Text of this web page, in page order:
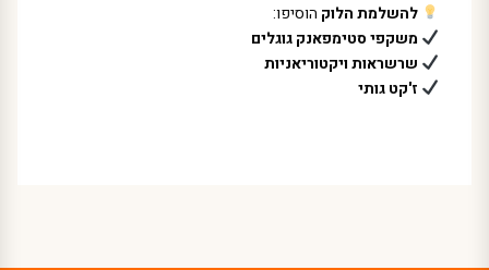
להשלמת הלוק הוסיפו:
משקפי סטימפאנק גוגלים
שרשראות ויקטוריאניות
ז'קט גותי